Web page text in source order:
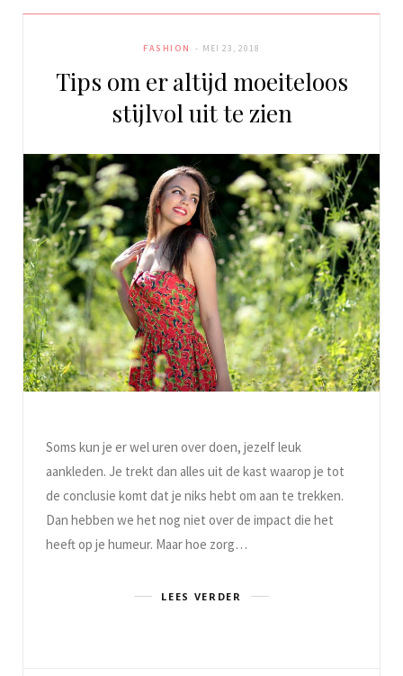
FASHION MEI 23, 2018
Tips om er altijd moeiteloos
stijlvol uit te zien
Soms kun je er wel uren over doen, jezelf leuk
aankleden. Je trekt dan alles uit de kast waarop je tot
de conclusie komt dat je niks hebt om aan te trekken.
Dan hebben we het nog niet over de impact die het
heeft op je humeur. Maar hoe zorg…
LEES VERDER